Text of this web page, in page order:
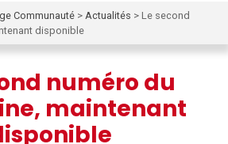
Communauté > Actualités > Le second
disponible
numéro du
maintenant